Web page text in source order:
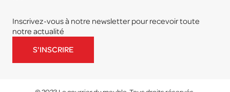
Inscrivez-vous à notre newsletter pour recevoir toute
notre actualité
S'INSCRIRE